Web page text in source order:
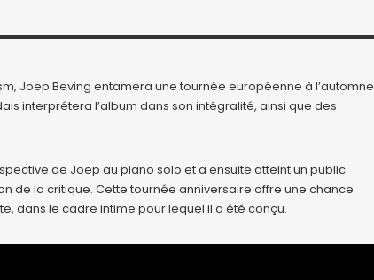
Joep Beving entamera une tournée européenne à l’automne
interprétera l’album dans son intégralité, ainsi que des
de Joep au piano solo et a ensuite atteint un public
de la critique. Cette tournée anniversaire offre une chance
dans le cadre intime pour lequel il a été conçu.